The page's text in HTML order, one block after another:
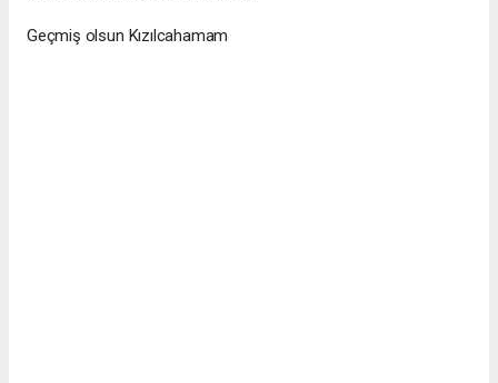
Geçmiş olsun Kızılcahamam